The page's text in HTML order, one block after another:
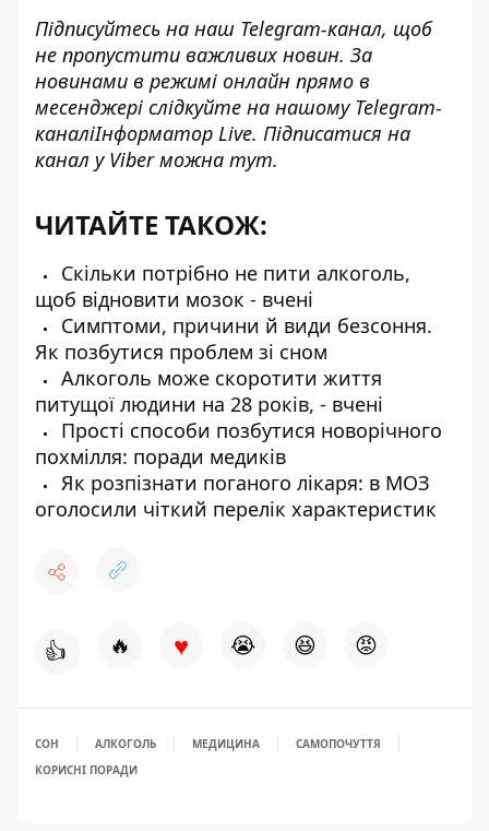
Підписуйтесь на наш Telegram-канал, щоб
не пропустити важливих новин. За
новинами в режимі онлайн прямо в
месенджері слідкуйте на нашому Telegram-
каналіІнформатор Live. Підписатися на
канал у Viber можна тут.
ЧИТАЙТЕ ТАКОЖ:
Скільки потрібно не пити алкоголь,
щоб відновити мозок - вчені
Симптоми, причини й види безсоння.
Як позбутися проблем зі сном
Алкоголь може скоротити життя
питущої людини на 28 років, - вчені
Прості способи позбутися новорічного
похмілля: поради медиків
Як розпізнати поганого лікаря: в МОЗ
оголосили чіткий перелік характеристик
👍 🔥 ♥ 😭 😆 😡
СОН АЛКОГОЛЬ МЕДИЦИНА
САМОПОЧУТТЯ
КОРИСНІ ПОРАДИ